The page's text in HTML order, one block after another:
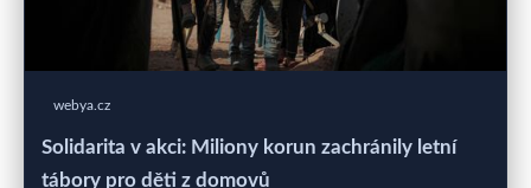
webya.cz
Solidarita v akci: Miliony korun zachránily letní
tábory pro děti z domovů